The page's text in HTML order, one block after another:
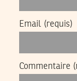
Email (requis)
Commentaire